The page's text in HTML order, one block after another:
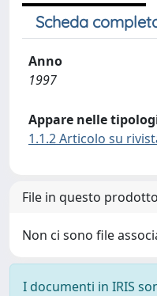
Scheda
Anno
1997
Appare nelle
1.1.2 Articolo su
File in questo
Non ci sono file
I documenti in IRIS